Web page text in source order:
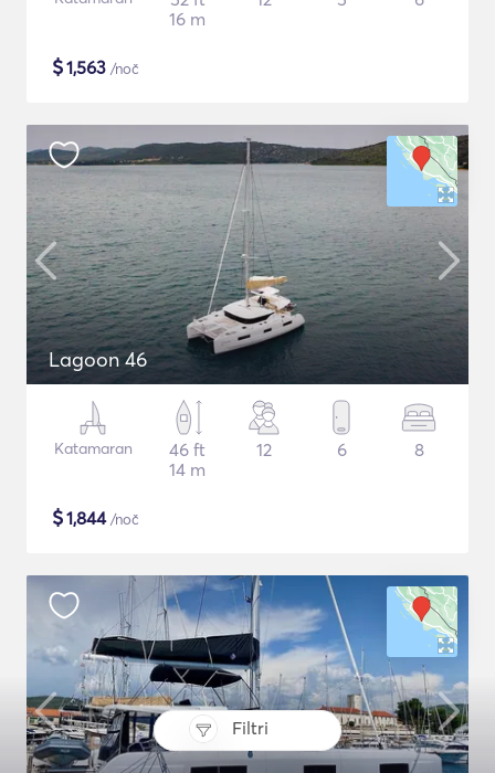
Filtri
16 m
$1,563 /noč
Lagoon 46
Katamaran
46 ft
14 m
12 6 8
$1,844/noč